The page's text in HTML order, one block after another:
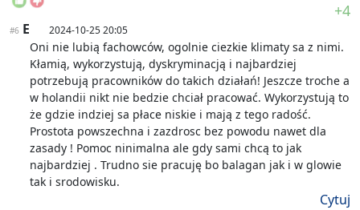
+4
#6 E 2024-10-25 20:05
Oni nie lubią fachowców, ogolnie ciezkie klimaty sa z nimi.
Kłamią, wykorzystują, dyskryminacją i najbardziej
potrzebują pracowników do takich działań! Jeszcze troche a
w holandii nikt nie bedzie chciał pracować. Wykorzystują to
że gdzie indziej sa płace niskie i mają z tego radość.
Prostota powszechna i zazdrosc bez powodu nawet dla
zasady ! Pomoc ninimalna ale gdy sami chcą to jak
najbardziej . Trudno sie pracuję bo balagan jak i w glowie
tak i srodowisku.
Cytuj